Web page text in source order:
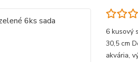
6 kusový
30,5 cm
akvária,